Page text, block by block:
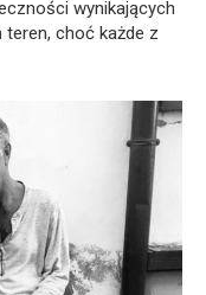
wynikających
choć każde z